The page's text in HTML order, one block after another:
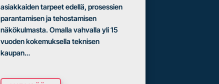
asiakkaiden tarpeet edellä, prosessien
parantamisen ja tehostamisen
näkökulmasta. Omalla vahvalla yli 15
vuoden kokemuksella teknisen
kaupan…